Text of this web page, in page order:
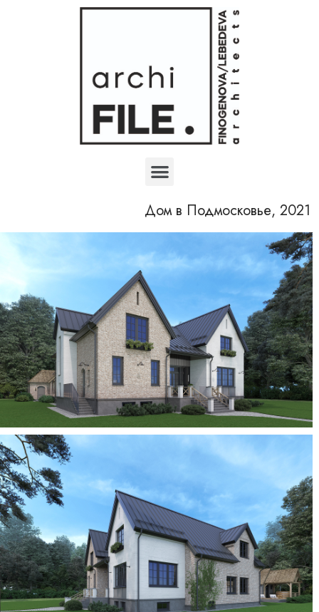
Дом в Подмосковье, 2021